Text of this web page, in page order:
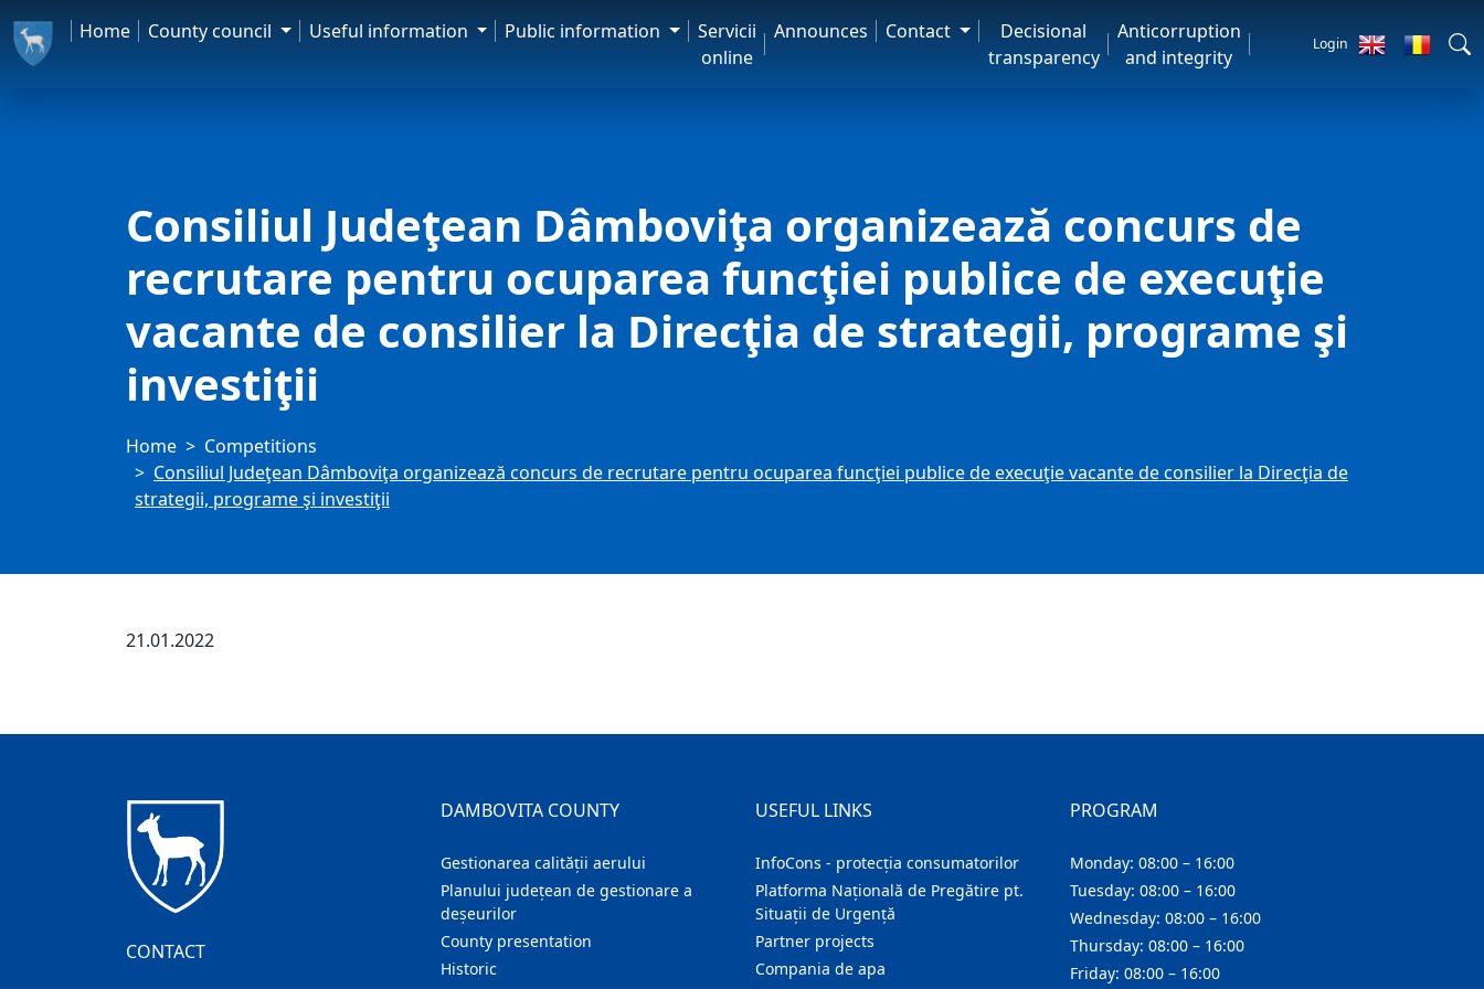
Home County council Useful information Public information
Servicii
online
Announces Contact
Decisional
transparency
Anticorruption
and integrity
Login
Consiliul Judeţean Dâmboviţa organizează concurs de
recrutare pentru ocuparea funcţiei publice de execuţie
vacante de consilier la Direcţia de strategii, programe şi
investiţii
Home
Competitions
Consiliul Judeţean Dâmboviţa organizează concurs de recrutare pentru ocuparea funcţiei publice de execuţie vacante de consilier la Direcţia de
strategii, programe şi investiţii
21.01.2022
CONTACT
DAMBOVITA COUNTY
Gestionarea calității aerului
Planului județean de gestionare a
deșeurilor
County presentation
Historic
USEFUL LINKS
InfoCons - protecția consumatorilor
Platforma Națională de Pregătire pt.
Situații de Urgență
Partner projects
Compania de apa
PROGRAM
Monday: 08:00 – 16:00
Tuesday: 08:00 – 16:00
Wednesday: 08:00 – 16:00
Thursday: 08:00 – 16:00
Friday: 08:00 – 16:00